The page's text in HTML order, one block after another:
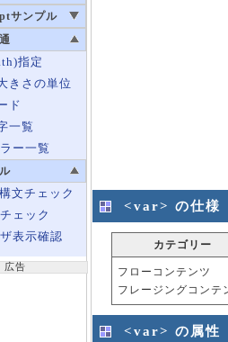
サンプル
指定
きさの単位
ド
一覧
ー一覧
文チェック
ェック
表示確認
広告
<var> の仕様
カテゴリー
フローコンテンツ
フレージングコンテ
<var> の属性